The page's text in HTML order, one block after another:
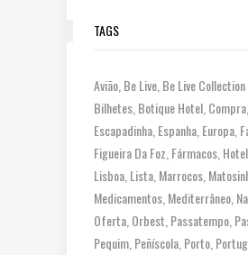
TAGS
Avião Be Live Be Live
Bilhetes Botique Hotel Compra
Escapadinha Espanha Europa
Figueira Da Foz Fármacos Hotel
Lisboa Lista Marrocos
Medicamentos Mediterrâneo
Oferta Orbest Passatempo
Pequim Peñíscola Porto